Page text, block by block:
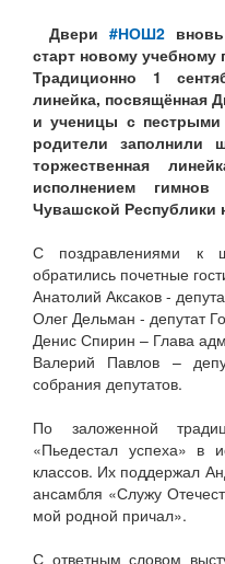
Двери#НОШ2
старт новому учебному
Традиционно 1
линейка, посвящённая
и ученицы с пестрыми
родители заполнили
торжественная
исполнением
Чувашской Республики
С поздравлениями к
обратились почетные
Анатолий Аксаков -
Олег Дельман - депутат
Денис Спирин – Глава
Валерий Павлов –
собрания депутатов.
По заложенной
«Пьедестал успеха» в
классов. Их поддержал
ансамбля «Служу
мой родной причал».
С ответным словом